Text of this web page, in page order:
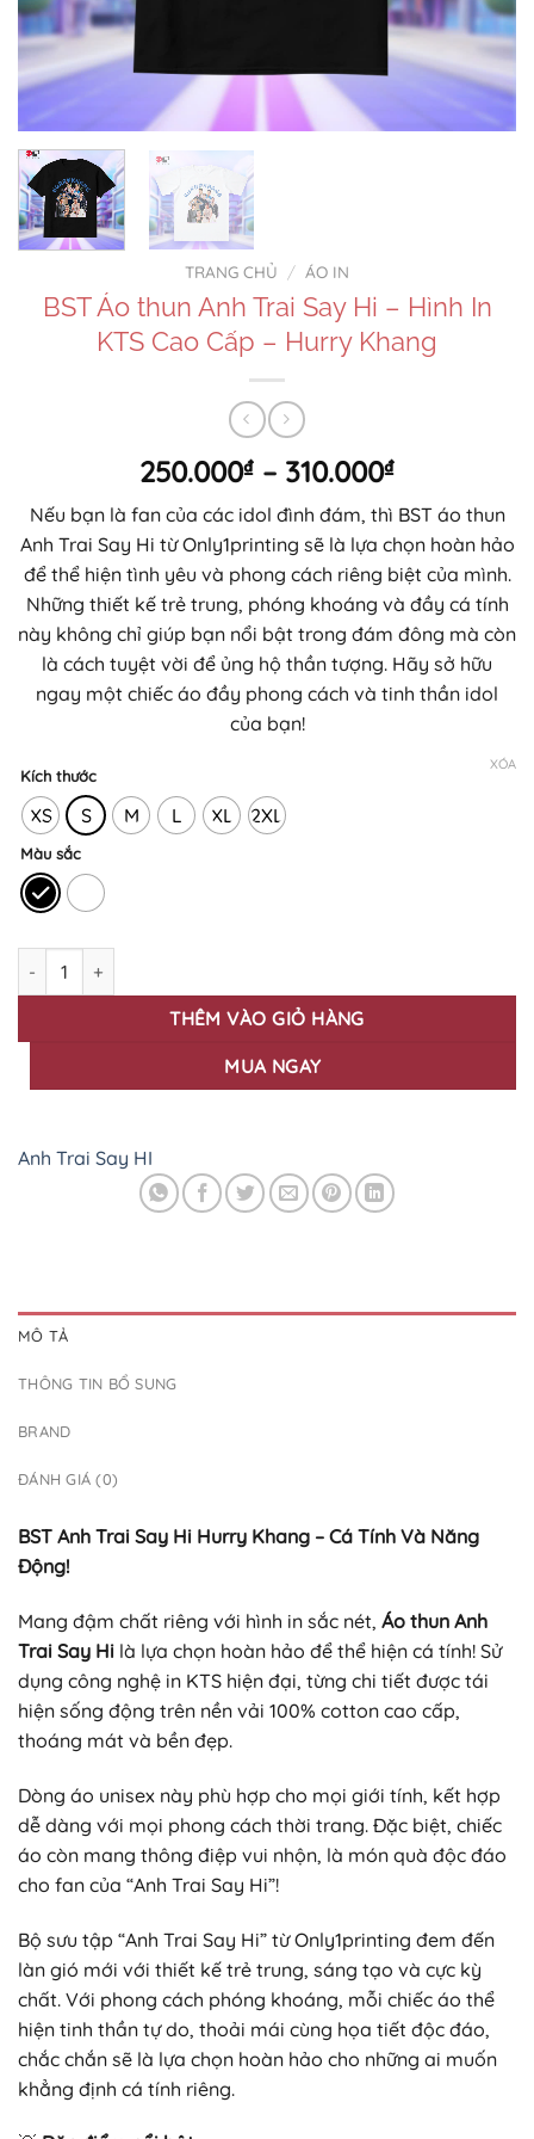
TRANG CHỦ / ÁO IN
BST Áo thun Anh Trai Say Hi – Hình In
KTS Cao Cấp – Hurry Khang
250.000₫ – 310.000₫Khoảng
giá:
từ
250.000₫
đến
310.000₫
Nếu bạn là fan của các idol đình đám, thì BST áo thun
Anh Trai Say Hi từ Only1printing sẽ là lựa chọn hoàn hảo
để thể hiện tình yêu và phong cách riêng biệt của mình.
Những thiết kế trẻ trung, phóng khoáng và đầy cá tính
này không chỉ giúp bạn nổi bật trong đám đông mà còn
là cách tuyệt vời để ủng hộ thần tượng. Hãy sở hữu
ngay một chiếc áo đầy phong cách và tinh thần idol
của bạn!
Kích thước
XS S M L XL 2XL
Màu sắc
XÓA
BST Áo thun Anh Trai Say Hi - Hình In KTS Cao Cấp - Hurry
THÊM VÀO GIỎ HÀNG
MUA NGAY
Anh Trai Say HI
MÔ TẢ
THÔNG TIN BỔ SUNG
BRAND
ĐÁNH GIÁ (0)
BST Anh Trai Say Hi Hurry Khang – Cá Tính Và Năng
Động!
Mang đậm chất riêng với hình in sắc nét, Áo thun Anh
Trai Say Hi là lựa chọn hoàn hảo để thể hiện cá tính! Sử
dụng công nghệ in KTS hiện đại, từng chi tiết được tái
hiện sống động trên nền vải 100% cotton cao cấp,
thoáng mát và bền đẹp.
Dòng áo unisex này phù hợp cho mọi giới tính, kết hợp
dễ dàng với mọi phong cách thời trang. Đặc biệt, chiếc
áo còn mang thông điệp vui nhộn, là món quà độc đáo
cho fan của “Anh Trai Say Hi”!
Bộ sưu tập “Anh Trai Say Hi” từ Only1printing đem đến
làn gió mới với thiết kế trẻ trung, sáng tạo và cực kỳ
chất. Với phong cách phóng khoáng, mỗi chiếc áo thể
hiện tinh thần tự do, thoải mái cùng họa tiết độc đáo,
chắc chắn sẽ là lựa chọn hoàn hảo cho những ai muốn
khẳng định cá tính riêng.